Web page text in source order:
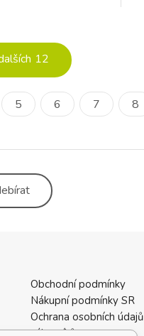
12
5 6 7 8
Obchodní podmínky
Nákupní podmínky SR
Ochrana osobních údajů
zákazníků